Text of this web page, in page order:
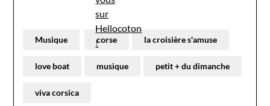
Musique corse la croisière s'amuse
love boat musique petit + du dimanche
viva corsica